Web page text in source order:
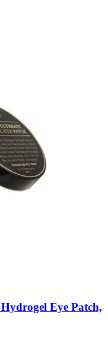
Eye Patch,